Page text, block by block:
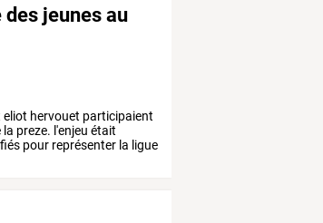
jeunes au
eliot hervouet participaient
la preze. l'enjeu était
pour représenter la ligue